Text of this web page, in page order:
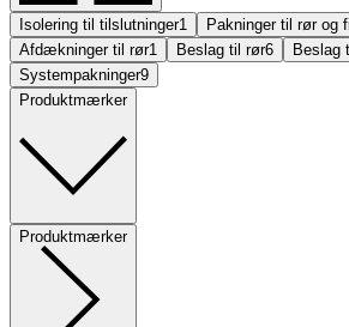
Isolering til tilslutninger1 Pakninger til rør og
Afdækninger til rør1 Beslag til rør6 Beslag
Systempakninger9
Produktmærker
Produktmærker